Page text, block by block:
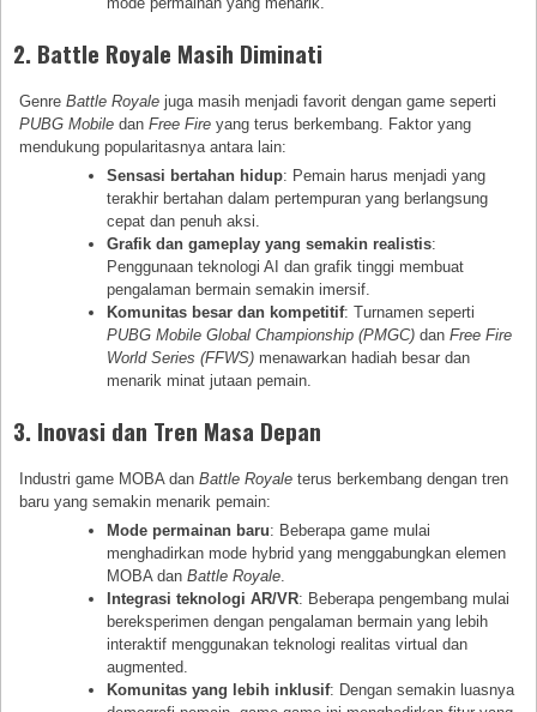
2. Battle Royale Masih Diminati
GenreBattle Royale juga masih menjadi favorit dengan game seperti
PUBG Mobile danFree Fire yang terus berkembang. Faktor yang
mendukung popularitasnya antara lain:
Sensasi bertahan hidup: Pemain harus menjadi yang
terakhir bertahan dalam pertempuran yang berlangsung
cepat dan penuh aksi.
Grafik dan gameplay yang semakin realistis:
Penggunaan teknologi AI dan grafik tinggi membuat
pengalaman bermain semakin imersif.
Komunitas besar dan kompetitif: Turnamen seperti
PUBG Mobile Global Championship (PMGC) danFree Fire
World Series (FFWS) menawarkan hadiah besar dan
menarik minat jutaan pemain.
3. Inovasi dan Tren Masa Depan
Industri game MOBA danBattle Royale terus berkembang dengan tren
baru yang semakin menarik pemain:
Mode permainan baru: Beberapa game mulai
menghadirkan mode hybrid yang menggabungkan elemen
MOBA danBattle Royale.
Integrasi teknologi AR/VR: Beberapa pengembang mulai
bereksperimen dengan pengalaman bermain yang lebih
interaktif menggunakan teknologi realitas virtual dan
augmented.
Komunitas yang lebih inklusif: Dengan semakin luasnya